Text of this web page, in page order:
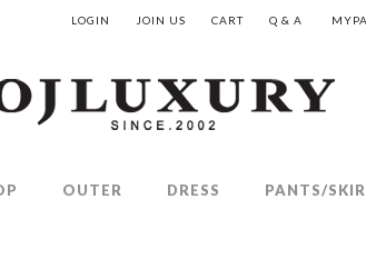
LOGIN JOIN US CART Q & A
OUTER DRESS PANTS/